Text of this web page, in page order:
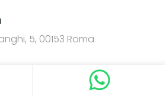
5, 00153 Roma